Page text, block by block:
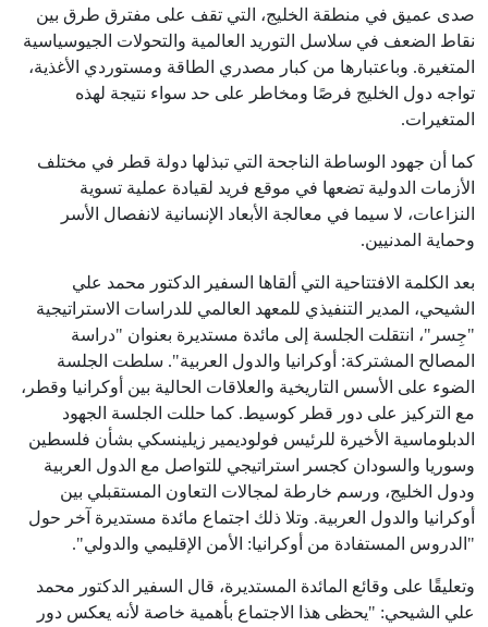
صدى عميق في منطقة الخليج، التي تقف على مفترق طرق بين
نقاط الضعف في سلاسل التوريد العالمية والتحولات الجيوسياسية
المتغيرة. وباعتبارها من كبار مصدري الطاقة ومستوردي الأغذية،
تواجه دول الخليج فرصًا ومخاطر على حد سواء نتيجة لهذه
المتغيرات.
كما أن جهود الوساطة الناجحة التي تبذلها دولة قطر في مختلف
الأزمات الدولية تضعها في موقع فريد لقيادة عملية تسوية
النزاعات، لا سيما في معالجة الأبعاد الإنسانية لانفصال الأسر
وحماية المدنيين.
بعد الكلمة الافتتاحية التي ألقاها السفير الدكتور محمد علي
الشيحي، المدير التنفيذي للمعهد العالمي للدراسات الاستراتيجية
"جِسر"، انتقلت الجلسة إلى مائدة مستديرة بعنوان "دراسة
المصالح المشتركة: أوكرانيا والدول العربية". سلطت الجلسة
الضوء على الأسس التاريخية والعلاقات الحالية بين أوكرانيا وقطر،
مع التركيز على دور قطر كوسيط. كما حللت الجلسة الجهود
الدبلوماسية الأخيرة للرئيس فولوديمير زيلينسكي بشأن فلسطين
وسوريا والسودان كجسر استراتيجي للتواصل مع الدول العربية
ودول الخليج، ورسم خارطة لمجالات التعاون المستقبلي بين
أوكرانيا والدول العربية. وتلا ذلك اجتماع مائدة مستديرة آخر حول
"الدروس المستفادة من أوكرانيا: الأمن الإقليمي والدولي".
وتعليقًا على وقائع المائدة المستديرة، قال السفير الدكتور محمد
علي الشيحي: "يحظى هذا الاجتماع بأهمية خاصة لأنه يعكس دور